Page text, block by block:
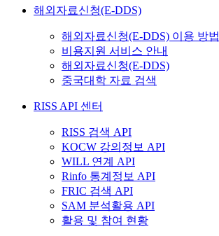
해외자료신청(E-DDS)
해외자료신청(E-DDS) 이용 방법
비용지원 서비스 안내
해외자료신청(E-DDS)
중국대학 자료 검색
RISS API 센터
RISS 검색 API
KOCW 강의정보 API
WILL 연계 API
Rinfo 통계정보 API
FRIC 검색 API
SAM 분석활용 API
활용 및 참여 현황